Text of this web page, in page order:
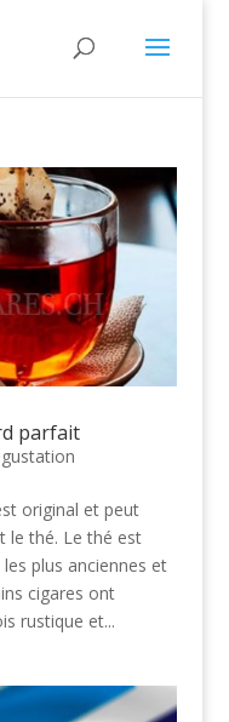
parfait
original et peut
le thé. Le thé est
plus anciennes et
cigares ont
rustique et...